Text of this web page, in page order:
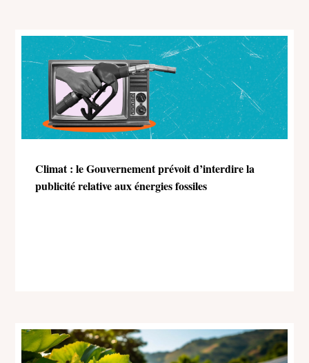
Climat : le Gouvernement prévoit d’interdire la
publicité relative aux énergies fossiles